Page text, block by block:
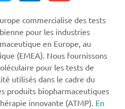
commercialise des tests
pour les industries
en Europe, au
(EMEA). Nous fournissons
pour les tests de
utilisés dans le cadre du
produits biopharmaceutiques
innovante (ATMP). En